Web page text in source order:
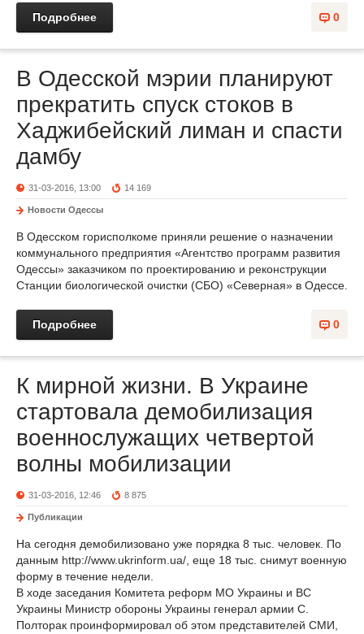
0
Подробнее
В Одесской мэрии планируют
прекратить спуск стоков в
Хаджибейский лиман и спасти
дамбу
31-03-2016, 13:00 14 169
Новости Одессы
В Одесском горисполкоме приняли решение о назначении
коммунального предприятия «Агентство программ развития
Одессы» заказчиком по проектированию и реконструкции
Станции биологической очистки (СБО) «Северная» в Одессе.
0
Подробнее
К мирной жизни. В Украине
стартовала демобилизация
военнослужащих четвертой
волны мобилизации
31-03-2016, 12:46 8 875
Публикации
На сегодня демобилизовано уже порядка 8 тыс. человек. По
данным http://www.ukrinform.ua/, еще 18 тыс. снимут военную
форму в течение недели.
В ходе заседания Комитета реформ МО Украины и ВС
Украины Министр обороны Украины генерал армии С.
Полторак проинформировал об этом представителей СМИ,